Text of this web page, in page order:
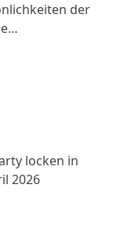
der
locken in
2026